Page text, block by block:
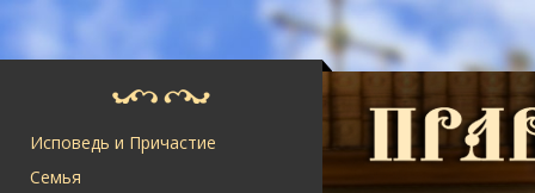
Исповедь и Причастие
Семья